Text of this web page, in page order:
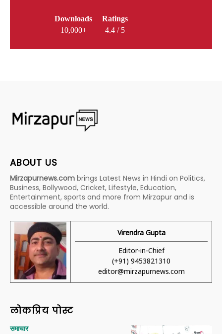
Downloads
10,000+
Ratings
4.4 / 5
ABOUT US
Mirzapurnews.com brings Latest News in Hindi on Politics,
Business, Bollywood, Cricket, Lifestyle, Education,
Entertainment, sports and more from Mirzapur and is
accessible around the world.
Virendra Gupta
Editor-in-Chief
(+91) 9453821310
editor@mirzapurnews.com
लोकप्रिय पोस्ट
समाचार